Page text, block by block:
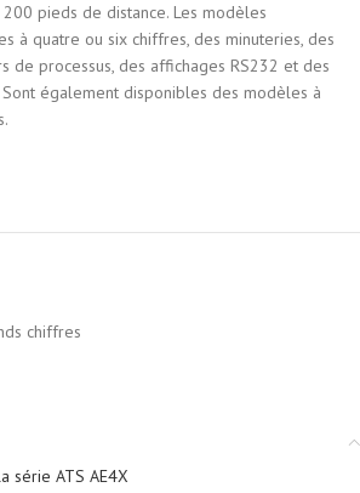
200 pieds de distance. Les modèles
à quatre ou six chiffres, des minuteries, des
de processus, des affichages RS232 et des
également disponibles des modèles à
chiffres
série ATS AE4X